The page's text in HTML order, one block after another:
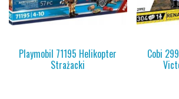
Playmobil 71195 Helikopter
Strażacki
Cobi